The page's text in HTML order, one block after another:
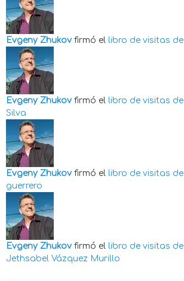
Evgeny Zhukov firmó el libro de visitas de
Evgeny Zhukov firmó el libro de visitas de
Silva
Evgeny Zhukov firmó el libro de visitas de
guerrero
Evgeny Zhukov firmó el libro de visitas de
Jethsabel Vázquez Murillo